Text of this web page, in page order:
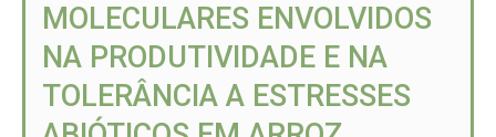
MOLECULARES ENVOLVIDOS
NA PRODUTIVIDADE E NA
TOLERÂNCIA A ESTRESSES